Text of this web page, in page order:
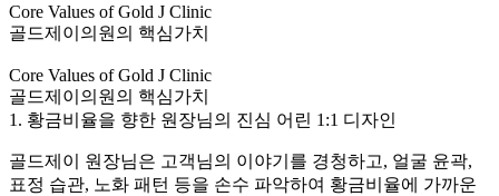
Core Values of Gold J Clinic
골드제이의원의 핵심가치
Core Values of Gold J Clinic
골드제이의원의 핵심가치
1. 황금비율을 향한 원장님의 진심 어린 1:1 디자인
골드제이 원장님은 고객님의 이야기를 경청하고, 얼굴 윤곽,
표정 습관, 노화 패턴 등을 손수 파악하여 황금비율에 가까운